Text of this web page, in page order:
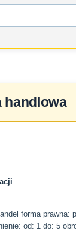
handlowa
forma prawna:
od: 1 do: 5